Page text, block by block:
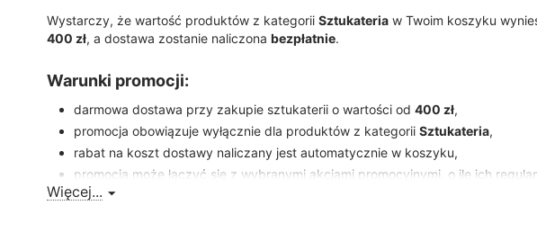
Wystarczy, że wartość produktów z kategorii Sztukateria w Twoim koszyku
400 zł, a dostawa zostanie naliczona bezpłatnie.
Warunki promocji:
darmowa dostawa przy zakupie sztukaterii o wartości od 400 zł,
promocja obowiązuje wyłącznie dla produktów z kategorii Sztukateria,
rabat na koszt dostawy naliczany jest automatycznie w koszyku,
promocja może łączyć się z wybranymi akcjami promocyjnymi, o ile ich
inaczej.
Więcej...